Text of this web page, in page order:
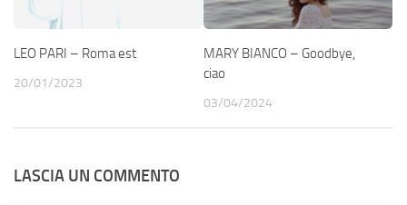
LEO PARI – Roma est
20/01/2023
MARY BIANCO – Goodbye,
ciao
03/04/2024
LASCIA UN COMMENTO